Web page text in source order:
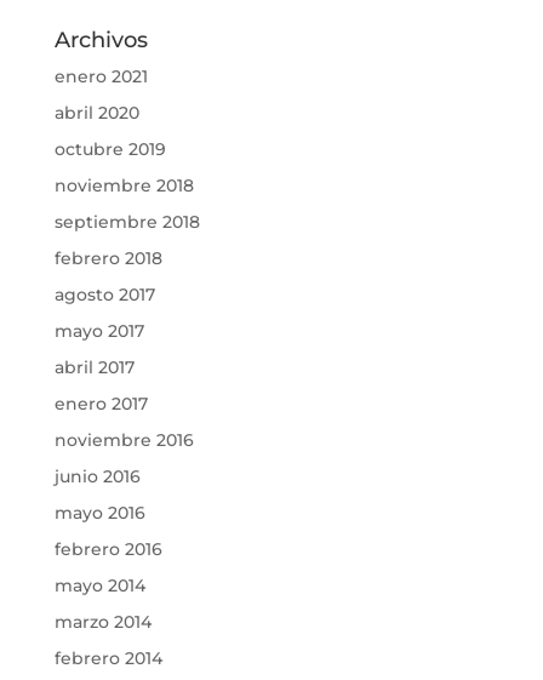
Archivos
enero 2021
abril 2020
octubre 2019
noviembre 2018
septiembre 2018
febrero 2018
agosto 2017
mayo 2017
abril 2017
enero 2017
noviembre 2016
junio 2016
mayo 2016
febrero 2016
mayo 2014
marzo 2014
febrero 2014